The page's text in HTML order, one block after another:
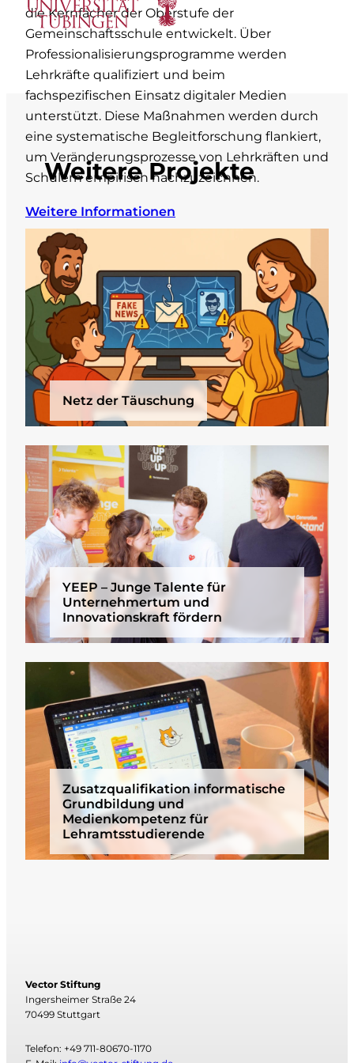
die Kernfächer der Oberstufe der
Gemeinschaftsschule entwickelt. Über
Professionalisierungsprogramme werden
Lehrkräfte qualifiziert und beim
fachspezifischen Einsatz digitaler Medien
unterstützt. Diese Maßnahmen werden durch
eine systematische Begleitforschung flankiert,
um Veränderungsprozesse von Lehrkräften und
Schülern empirisch nachzuzeichnen.
Weitere Informationen
Weitere Projekte
Netz der Täuschung
YEEP – Junge Talente für
Unternehmertum und
Innovationskraft fördern
Zusatzqualifikation informatische
Grundbildung und
Medienkompetenz für
Lehramtsstudierende
Vector Stiftung
Ingersheimer Straße 24
70499 Stuttgart
Telefon: +49 711-80670-1170